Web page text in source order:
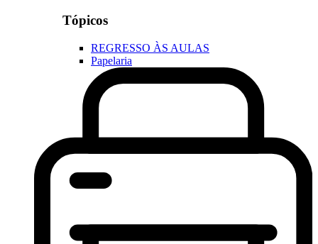
Tópicos
REGRESSO ÀS AULAS
Papelaria